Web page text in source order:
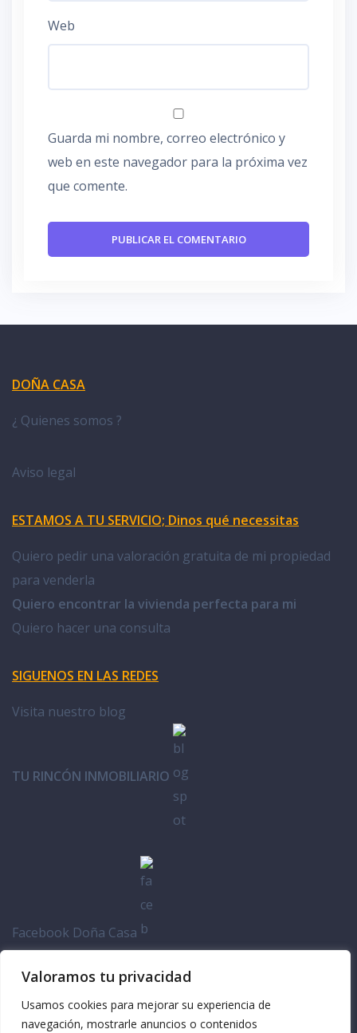
Valoramos tu privacidad
Usamos cookies para mejorar su experiencia de
navegación, mostrarle anuncios o contenidos
Web
Guarda mi nombre, correo electrónico y
web en este navegador para la próxima vez
que comente.
DOÑA CASA
¿ Quienes somos ?
Aviso legal
ESTAMOS A TU SERVICIO; Dinos qué necessitas
Quiero pedir una valoración gratuita de mi propiedad
para venderla
Quiero encontrar la vivienda perfecta para mi
Quiero hacer una consulta
SIGUENOS EN LAS REDES
Visita nuestro blog
TU RINCÓN INMOBILIARIO
Facebook Doña Casa